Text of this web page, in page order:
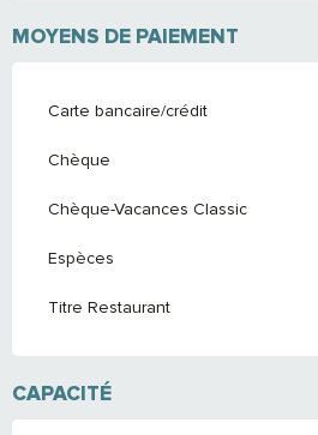
MOYENS DE PAIEMENT
Carte bancaire/crédit
Chèque
Chèque-Vacances Classic
Espèces
Titre Restaurant
CAPACITÉ